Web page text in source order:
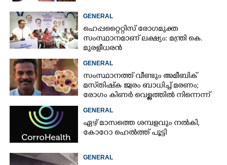
GENERAL
ഹെപ്പറ്റൈറ്റിസ് രോഗമുക്ത
സംസ്ഥാനമാണ് ലക്ഷ്യം: മന്ത്രി കെ.
മുരളീധരൻ
GENERAL
സംസ്ഥാനത്ത് വീണ്ടും അമീബിക്
മസ്‌തിഷ്‌ക ജ്വരം ബാധിച്ച് മരണം;
രോഗം കിണർ വെള്ളത്തിൽ നിന്നെന്ന്
GENERAL
ഏഴ് മാസത്തെ ശമ്പളവും നൽകി,
കോറോ ഹെൽത്ത് പൂട്ടി
GENERAL